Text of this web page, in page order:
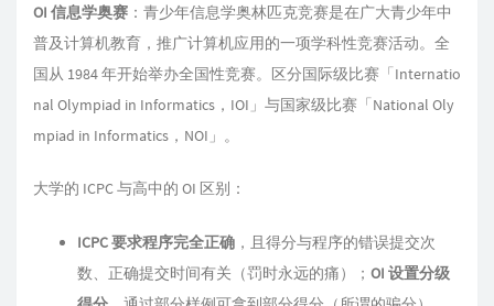
OI 信息学奥赛 ：青少年信息学奥林匹克竞赛是在广大青少年中
普及计算机教育，推广计算机应用的一项学科性竞赛活动。全
国从 1984 年开始举办全国性竞赛。区分国际级比赛「Internatio
nal Olympiad in Informatics，IOI」与国家级比赛「National Oly
mpiad in Informatics，NOI」。
大学的 ICPC 与高中的 OI 区别：
ICPC 要求程序完全正确 ，且得分与程序的错误提交次
数、正确提交时间有关（罚时永远的痛）； OI 设置分级